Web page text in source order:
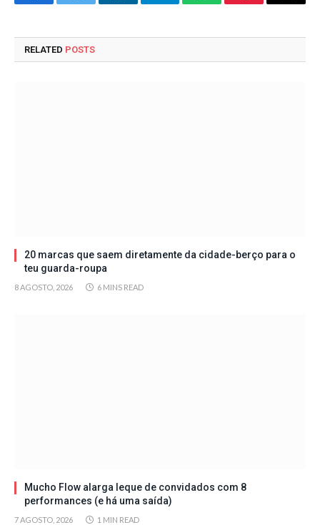
FacebookTwitter LinkedInTelegramWhatsAppPinterestEmail
RELATED POSTS
20 marcas que saem diretamente da cidade-berço para o
teu guarda-roupa
8 AGOSTO, 2026 6 MINS READ
Mucho Flow alarga leque de convidados com 8
performances (e há uma saída)
7 AGOSTO, 2026 1 MIN READ